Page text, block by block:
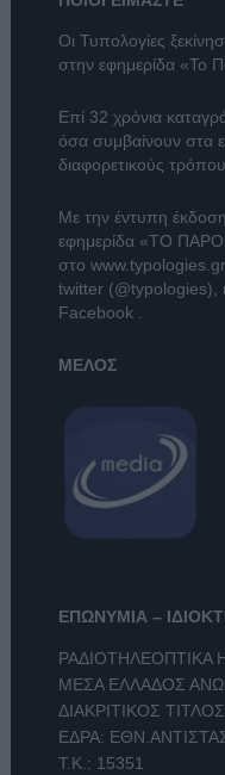
Οι Τυπολογίες
στην εφημερίδα «Το
Επί 32 χρόνια
όσα συμβαίνουν στα
διαφορετικούς
Με την έντυπη
εφημερίδα «ΤΟ
στο www.typologies.gr
twitter (@typologies)
Facebook
ΜΕΛΟΣ
ΕΠΩΝΥΜΙΑ –
ΡΑΔΙΟΤΗΛΕΟΠΤΙΚΑ
ΜΕΣΑ ΕΛΛΑΔΟΣ
ΔΙΑΚΡΙΤΙΚΟΣ
ΕΔΡΑ:
Τ.Κ.: 15351